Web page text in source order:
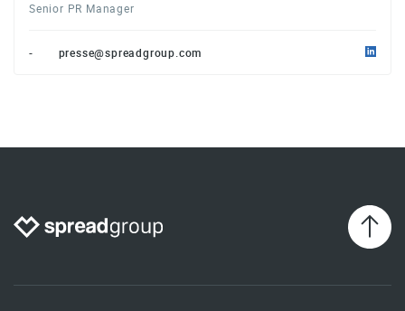
Senior PR Manager
- presse@spreadgroup.com